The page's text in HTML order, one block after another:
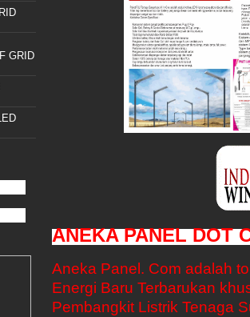
GRID
ANEKA PANEL DOT
Aneka Panel. Com adalah
Energi Baru Terbarukan
Pembangkit Listrik Tenaga